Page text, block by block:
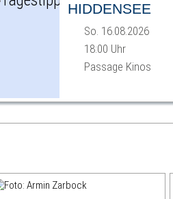
HIDDENSEE
So. 16.08.2026
18:00 Uhr
Passage Kinos